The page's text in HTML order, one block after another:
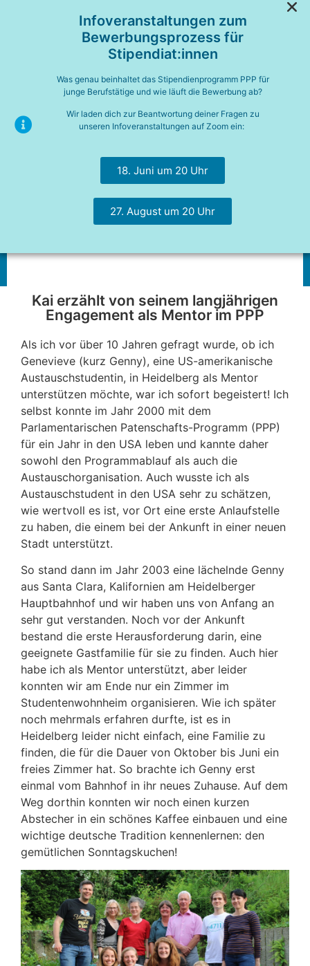
“Sei offen, sei
neugierig, sei
mutig und freue
dich darauf,
einen neuen
Menschen
Kai erzählt von seinem langjährigen
Engagement als Mentor im PPP
Als ich vor über 10 Jahren gefragt wurde, ob ich
Genevieve (kurz Genny), eine US-amerikanische
Austauschstudentin, in Heidelberg als Mentor
unterstützen möchte, war ich sofort begeistert! Ich
selbst konnte im Jahr 2000 mit dem
Parlamentarischen Patenschafts-Programm (PPP)
für ein Jahr in den USA leben und kannte daher
sowohl den Programmablauf als auch die
Austauschorganisation. Auch wusste ich als
Austauschstudent in den USA sehr zu schätzen,
wie wertvoll es ist, vor Ort eine erste Anlaufstelle
zu haben, die einem bei der Ankunft in einer neuen
Stadt unterstützt.
So stand dann im Jahr 2003 eine lächelnde Genny
aus Santa Clara, Kalifornien am Heidelberger
Hauptbahnhof und wir haben uns von Anfang an
sehr gut verstanden. Noch vor der Ankunft
bestand die erste Herausforderung darin, eine
geeignete Gastfamilie für sie zu finden. Auch hier
habe ich als Mentor unterstützt, aber leider
konnten wir am Ende nur ein Zimmer im
Studentenwohnheim organisieren. Wie ich später
noch mehrmals erfahren durfte, ist es in
Heidelberg leider nicht einfach, eine Familie zu
finden, die für die Dauer von Oktober bis Juni ein
freies Zimmer hat. So brachte ich Genny erst
einmal vom Bahnhof in ihr neues Zuhause. Auf dem
Weg dorthin konnten wir noch einen kurzen
Abstecher in ein schönes Kaffee einbauen und eine
wichtige deutsche Tradition kennenlernen: den
gemütlichen Sonntagskuchen!
Infoveranstaltungen zum
Bewerbungsprozess für
Stipendiat:innen
Was genau beinhaltet das Stipendienprogramm PPP für
junge Berufstätige und wie läuft die Bewerbung ab?
Wir laden dich zur Beantwortung deiner Fragen zu
unseren Infoveranstaltungen auf Zoom ein:
18. Juni um 20 Uhr
27. August um 20 Uhr